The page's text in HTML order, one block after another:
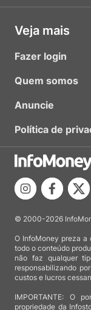
Veja mais
Fazer login
Quem somos
Anuncie
Política de
© 2000-2026
O InfoMoney preza a
todo o conteúdo
não faz qualquer
responsabilizando
custos e lucros
IMPORTANTE: O
propriedade da